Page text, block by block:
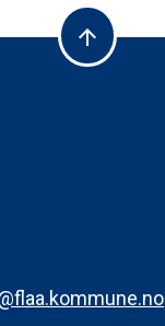
arrow_upward